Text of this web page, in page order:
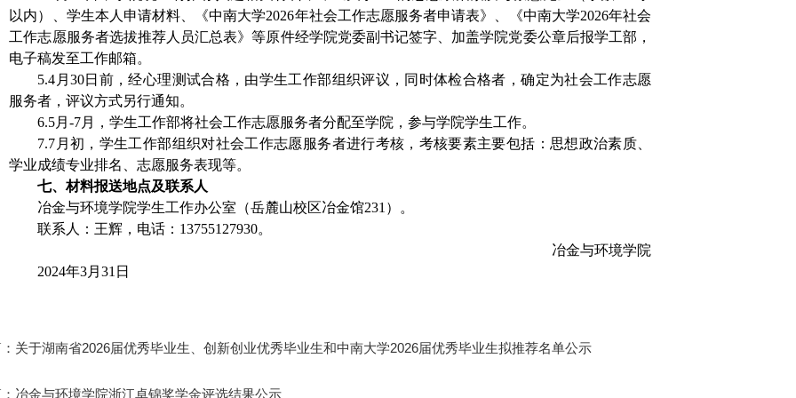
以内）、学生本人申请材料、《中南大学2026年社会工作志愿服务者申请表》、《中南大学2026年社会
工作志愿服务者选拔推荐人员汇总表》等原件经学院党委副书记签字、加盖学院党委公章后报学工部，
电子稿发至工作邮箱。
5.4月30日前，经心理测试合格，由学生工作部组织评议，同时体检合格者，确定为社会工作志愿
服务者，评议方式另行通知。
6.5月-7月，学生工作部将社会工作志愿服务者分配至学院，参与学院学生工作。
7.7月初，学生工作部组织对社会工作志愿服务者进行考核，考核要素主要包括：思想政治素质、
学业成绩专业排名、志愿服务表现等。
七、材料报送地点及联系人
冶金与环境学院学生工作办公室（岳麓山校区冶金馆231）。
联系人：王辉，电话：13755127930。
冶金与环境学院
2024年3月31日
关于湖南省2026届优秀毕业生、创新创业优秀毕业生和中南大学2026届优秀毕业生拟推荐名单公示
冶金与环境学院浙江卓锦奖学金评选结果公示